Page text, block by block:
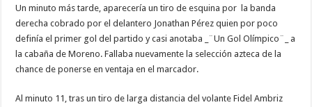
Un minuto más tarde, aparecería un tiro de esquina por la banda
derecha cobrado por el delantero Jonathan Pérez quien por poco
definía el primer gol del partido y casi anotaba _¨Un Gol Olímpico¨_ a
la cabaña de Moreno. Fallaba nuevamente la selección azteca de la
chance de ponerse en ventaja en el marcador.
Al minuto 11, tras un tiro de larga distancia del volante Fidel Ambriz